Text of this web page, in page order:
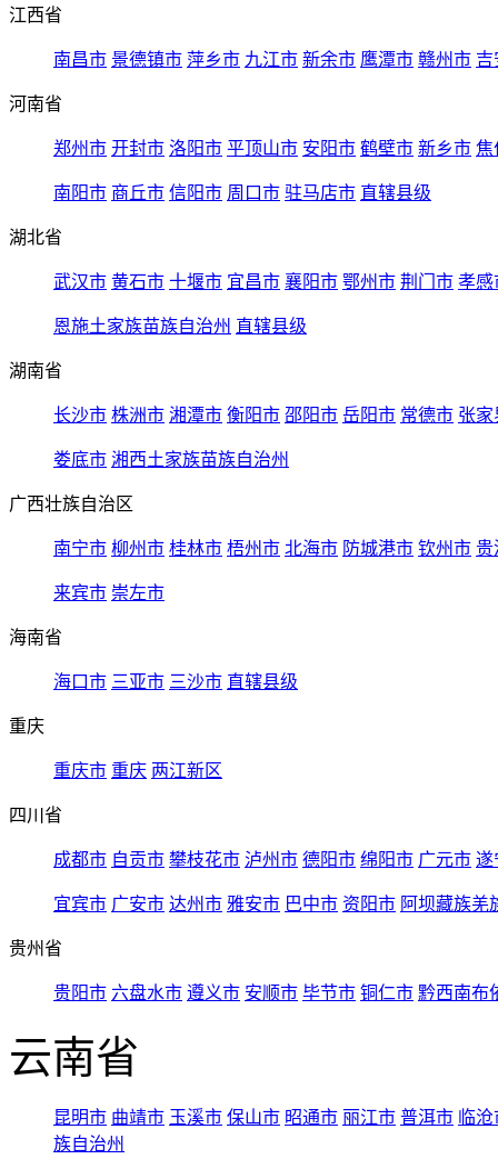
江西省
南昌市 景德镇市 萍乡市 九江市 新余市 鹰潭市 赣州市 吉
河南省
郑州市 开封市 洛阳市 平顶山市 安阳市 鹤壁市 新乡市 焦
南阳市 商丘市 信阳市 周口市 驻马店市 直辖县级
湖北省
武汉市 黄石市 十堰市 宜昌市 襄阳市 鄂州市 荆门市 孝感
恩施土家族苗族自治州 直辖县级
湖南省
长沙市 株洲市 湘潭市 衡阳市 邵阳市 岳阳市 常德市 张家
娄底市 湘西土家族苗族自治州
广西壮族自治区
南宁市 柳州市 桂林市 梧州市 北海市 防城港市 钦州市 贵
来宾市 崇左市
海南省
海口市 三亚市 三沙市 直辖县级
重庆
重庆市 重庆 两江新区
四川省
成都市 自贡市 攀枝花市 泸州市 德阳市 绵阳市 广元市 遂
宜宾市 广安市 达州市 雅安市 巴中市 资阳市 阿坝藏族羌
贵州省
贵阳市 六盘水市 遵义市 安顺市 毕节市 铜仁市 黔西南布
云南省
昆明市 曲靖市 玉溪市 保山市 昭通市 丽江市 普洱市 临
族自治州